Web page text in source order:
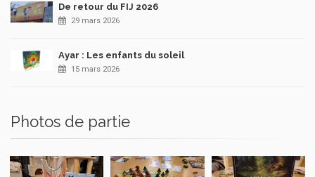
De retour du FIJ 2026
29 mars 2026
Ayar : Les enfants du soleil
15 mars 2026
Photos de partie